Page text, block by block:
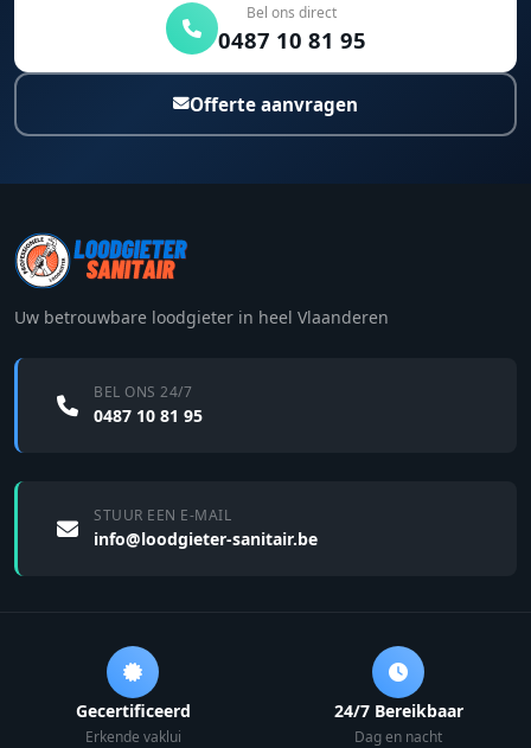
Bel ons direct
0487 10 81 95
Offerte aanvragen
Uw betrouwbare loodgieter in heel Vlaanderen
BEL ONS 24/7
0487 10 81 95
STUUR EEN E-MAIL
info@loodgieter-sanitair.be
Gecertificeerd
Erkende vaklui
24/7 Bereikbaar
Dag en nacht